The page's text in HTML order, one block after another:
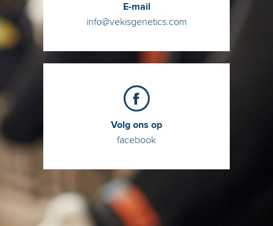
E-mail
info@vekisgenetics.com
Volg ons op
facebook